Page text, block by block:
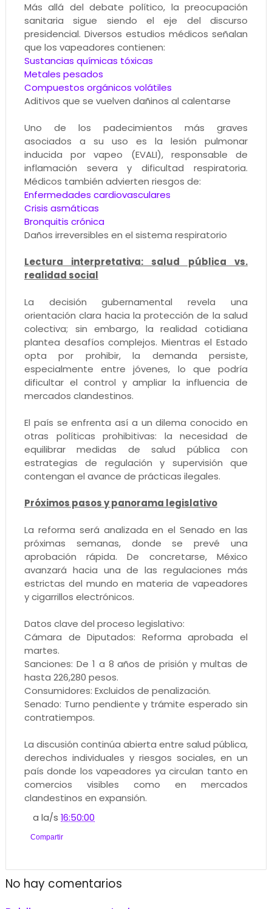
Más allá del debate político, la preocupación
sanitaria sigue siendo el eje del discurso
presidencial. Diversos estudios médicos señalan
que los vapeadores contienen:
Sustancias químicas tóxicas
Metales pesados
Compuestos orgánicos volátiles
Aditivos que se vuelven dañinos al calentarse
Uno de los padecimientos más graves
asociados a su uso es la lesión pulmonar
inducida por vapeo (EVALI), responsable de
inflamación severa y dificultad respiratoria.
Médicos también advierten riesgos de:
Enfermedades cardiovasculares
Crisis asmáticas
Bronquitis crónica
Daños irreversibles en el sistema respiratorio
Lectura interpretativa: salud pública vs.
realidad social
La decisión gubernamental revela una
orientación clara hacia la protección de la salud
colectiva; sin embargo, la realidad cotidiana
plantea desafíos complejos. Mientras el Estado
opta por prohibir, la demanda persiste,
especialmente entre jóvenes, lo que podría
dificultar el control y ampliar la influencia de
mercados clandestinos.
El país se enfrenta así a un dilema conocido en
otras políticas prohibitivas: la necesidad de
equilibrar medidas de salud pública con
estrategias de regulación y supervisión que
contengan el avance de prácticas ilegales.
Próximos pasos y panorama legislativo
La reforma será analizada en el Senado en las
próximas semanas, donde se prevé una
aprobación rápida. De concretarse, México
avanzará hacia una de las regulaciones más
estrictas del mundo en materia de vapeadores
y cigarrillos electrónicos.
Datos clave del proceso legislativo:
Cámara de Diputados: Reforma aprobada el
martes.
Sanciones: De 1 a 8 años de prisión y multas de
hasta 226,280 pesos.
Consumidores: Excluidos de penalización.
Senado: Turno pendiente y trámite esperado sin
contratiempos.
La discusión continúa abierta entre salud pública,
derechos individuales y riesgos sociales, en un
país donde los vapeadores ya circulan tanto en
comercios visibles como en mercados
clandestinos en expansión.
a la/s16:50:00
Compartir
No hay comentarios